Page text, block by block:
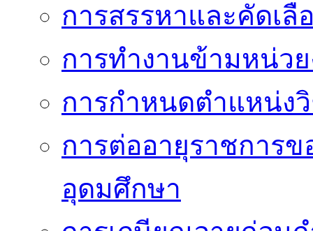
การสรรหาและคัดเลื
การทำงานข้ามหน่ว
การกำหนดตำแหน่ง
การต่ออายุราชการ
อุดมศึกษา